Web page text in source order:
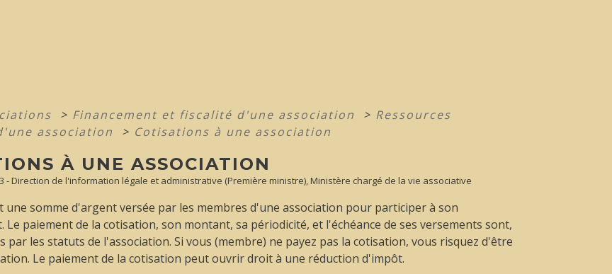
> Financement et fiscalité d'une association > Ressources
association
> Cotisations à une association
À UNE ASSOCIATION
- Direction de l'information légale et administrative (Première ministre), Ministère chargé de la vie associative
une somme d'argent versée par les membres d'une association pour participer à son
paiement de la cotisation, son montant, sa périodicité, et l'échéance de ses versements sont,
par les statuts de l'association. Si vous (membre) ne payez pas la cotisation, vous risquez d'être
Le paiement de la cotisation peut ouvrir droit à une réduction d'impôt.